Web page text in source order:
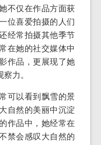
不仅在作品方面获
位喜爱拍摄的人们
经常拍摄其他季节
在她的社交媒体中
作品，更展现了她
力。
可以看到飘雪的景
自然的美丽中沉淀
作品中，她经常在
禁会感叹大自然的